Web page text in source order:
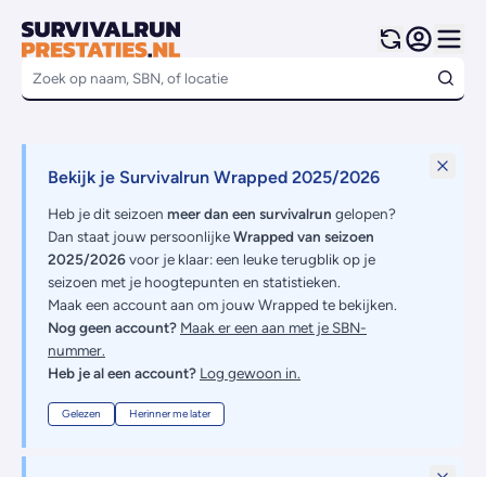
Bekijk je Survivalrun Wrapped 2025/2026
Heb je dit seizoen meer dan een survivalrun gelopen?
Dan staat jouw persoonlijkeWrapped van seizoen
2025/2026voor je klaar: een leuke terugblik op je
seizoen met je hoogtepunten en statistieken.
Maak een account aan om jouw Wrapped te bekijken.
Nog geen account? Maak er een aan met je SBN-
nummer.
Heb je al een account? Log gewoon in.
Gelezen Herinner me later